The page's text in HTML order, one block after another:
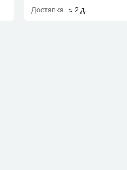
Доставка ≈ 2 д.